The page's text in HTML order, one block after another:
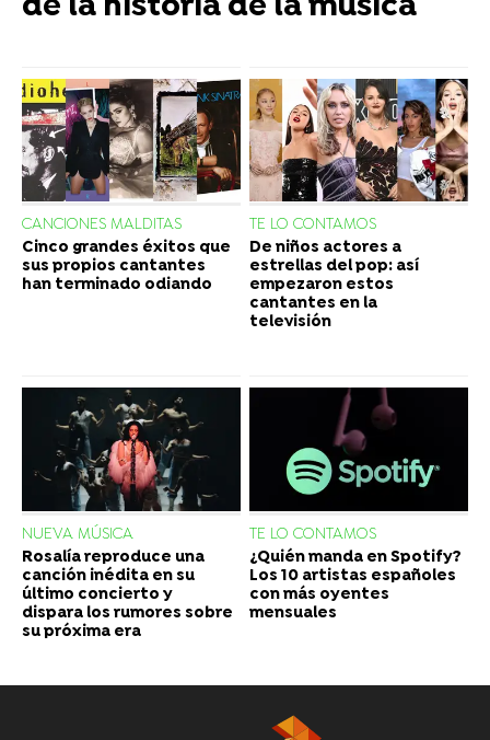
de la historia de la música
CANCIONES MALDITAS
Cinco grandes éxitos que
sus propios cantantes
han terminado odiando
TE LO CONTAMOS
De niños actores a
estrellas del pop: así
empezaron estos
cantantes en la
televisión
NUEVA MÚSICA
Rosalía reproduce una
canción inédita en su
último concierto y
dispara los rumores sobre
su próxima era
TE LO CONTAMOS
¿Quién manda en Spotify?
Los 10 artistas españoles
con más oyentes
mensuales